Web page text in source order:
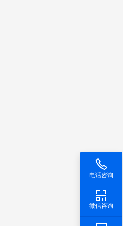
电话咨询
微信咨询